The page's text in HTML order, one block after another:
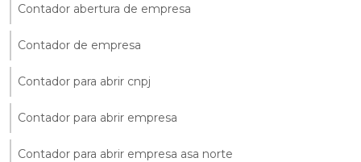
Contador abertura de empresa
Contador de empresa
Contador para abrir cnpj
Contador para abrir empresa
Contador para abrir empresa asa norte